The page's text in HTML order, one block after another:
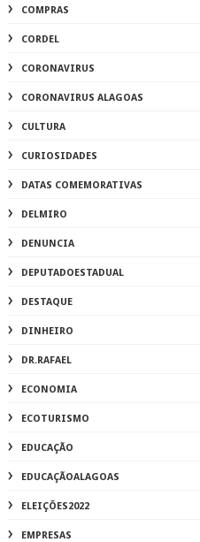
COMPRAS
CORDEL
CORONAVIRUS
CORONAVIRUS ALAGOAS
CULTURA
CURIOSIDADES
DATAS COMEMORATIVAS
DELMIRO
DENUNCIA
DEPUTADOESTADUAL
DESTAQUE
DINHEIRO
DR.RAFAEL
ECONOMIA
ECOTURISMO
EDUCAÇÃO
EDUCAÇÃOALAGOAS
ELEIÇÕES2022
EMPRESAS